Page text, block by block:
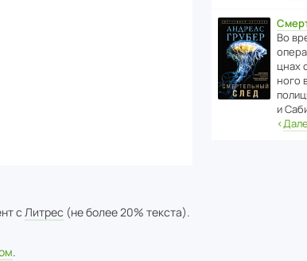
с Литрес (не более 20% текста).
.
Во
цнах
ного
и
‹